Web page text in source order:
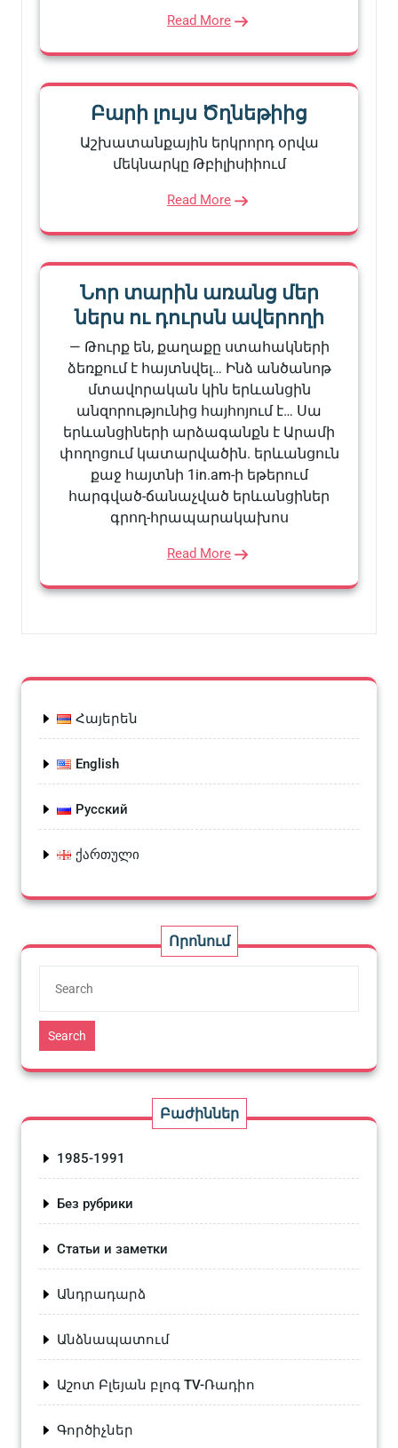
Read More
Բարի լույս Ծղնեթիից
Աշխատանքային երկրորդ օրվա
մեկնարկը Թբիլիսիիում
Read More
Նոր տարին առանց մեր
ներս ու դուրսն ավերողի
— Թուրք են, քաղաքը ստահակների
ձեռքում է հայտնվել… Ինձ անծանոթ
մտավորական կին երևանցին
անզորությունից հայհոյում է… Սա
երևանցիների արձագանքն է Արամի
փողոցում կատարվածին. երևանցուն
քաջ հայտնի 1in.am-ի եթերում
հարգված-ճանաչված երևանցիներ
գրող-հրապարակախոս
Read More
Հայերեն
English
Русский
ქართული
Որոնում
Search
Բաժիններ
1985-1991
Без рубрики
Статьи и заметки
Անդրադարձ
Անձնապատում
Աշոտ Բլեյան բլոգ TV-Ռադիո
Գործիչներ